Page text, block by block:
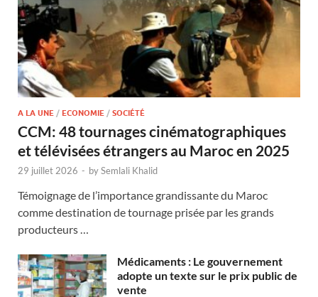
A LA UNE / ECONOMIE / SOCIÉTÉ
CCM: 48 tournages cinématographiques
et télévisées étrangers au Maroc en 2025
29 juillet 2026 - bySemlali Khalid
Témoignage de l’importance grandissante du Maroc
comme destination de tournage prisée par les grands
producteurs …
Médicaments : Le gouvernement
adopte un texte sur le prix public de
vente